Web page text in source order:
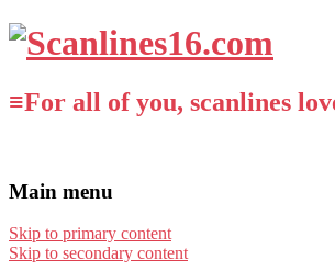
≡For all of you, scanlines
Main menu
Skip to primary content
Skip to secondary content